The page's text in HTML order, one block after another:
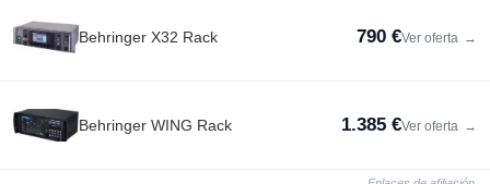
Behringer X32 Rack 790 €Ver oferta →
Behringer WING Rack 1.385 €Ver oferta →